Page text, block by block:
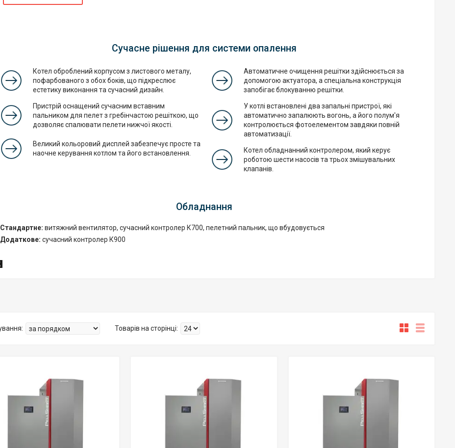
Сучасне рішення для системи опалення
Котел оброблений корпусом з листового металу,
пофарбованого з обох боків, що підкреслює
естетику виконання та сучасний дизайн.
Пристрій оснащений сучасним вставним
пальником для пелет з гребінчастою решіткою, що
дозволяє спалювати пелети нижчої якості.
Великий кольоровий дисплей забезпечує просте та
наочне керування котлом та його встановлення.
Автоматичне очищення решітки здійснюється за
допомогою актуатора, а спеціальна конструкція
запобігає блокуванню решітки.
У котлі встановлені два запальні пристрої, які
автоматично запалюють вогонь, а його полум'я
контролюється фотоелементом завдяки повній
автоматизації.
Котел обладнанний контролером, який керує
роботою шести насосів та трьох змішувальних
клапанів.
Обладнання
Стандартне: витяжний вентилятор, сучасний контролер К700, пелетний пальник, що вбудовується
Додаткове: сучасний контролер К900